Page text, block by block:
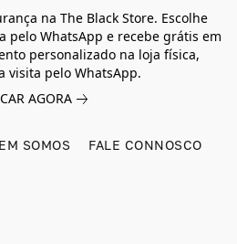
na The Black Store. Escolhe
pelo WhatsApp e recebe grátis em
personalizado na loja física,
visita pelo WhatsApp.
AGORA
SOMOS FALE CONNOSCO